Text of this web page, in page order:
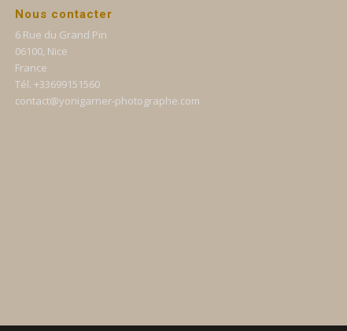
Nous contacter
6 Rue du Grand Pin
06100, Nice
France
Tél. +33699151560
contact@yonigarner-photographe.com